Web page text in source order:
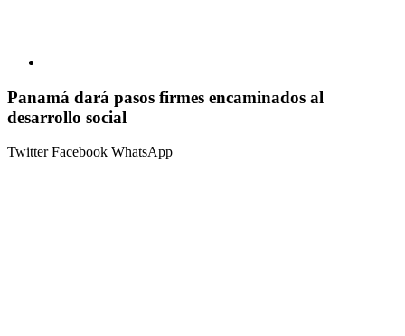
Panamá dará pasos firmes encaminados al
desarrollo social
TwitterFacebook WhatsApp